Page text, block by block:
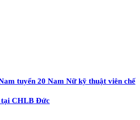
tuyển 20 Nam Nữ kỹ thuật viên chế
tại CHLB Đức